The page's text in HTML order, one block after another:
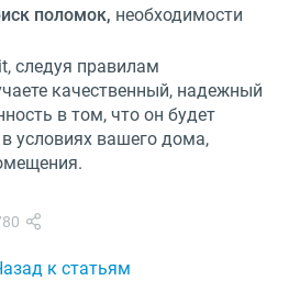
поломок, необходимости
следуя правилам
качественный, надежный
в том, что он будет
условиях вашего дома,
к статьям